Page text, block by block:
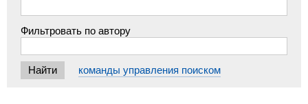
Фильтровать по автору
команды управления поиском